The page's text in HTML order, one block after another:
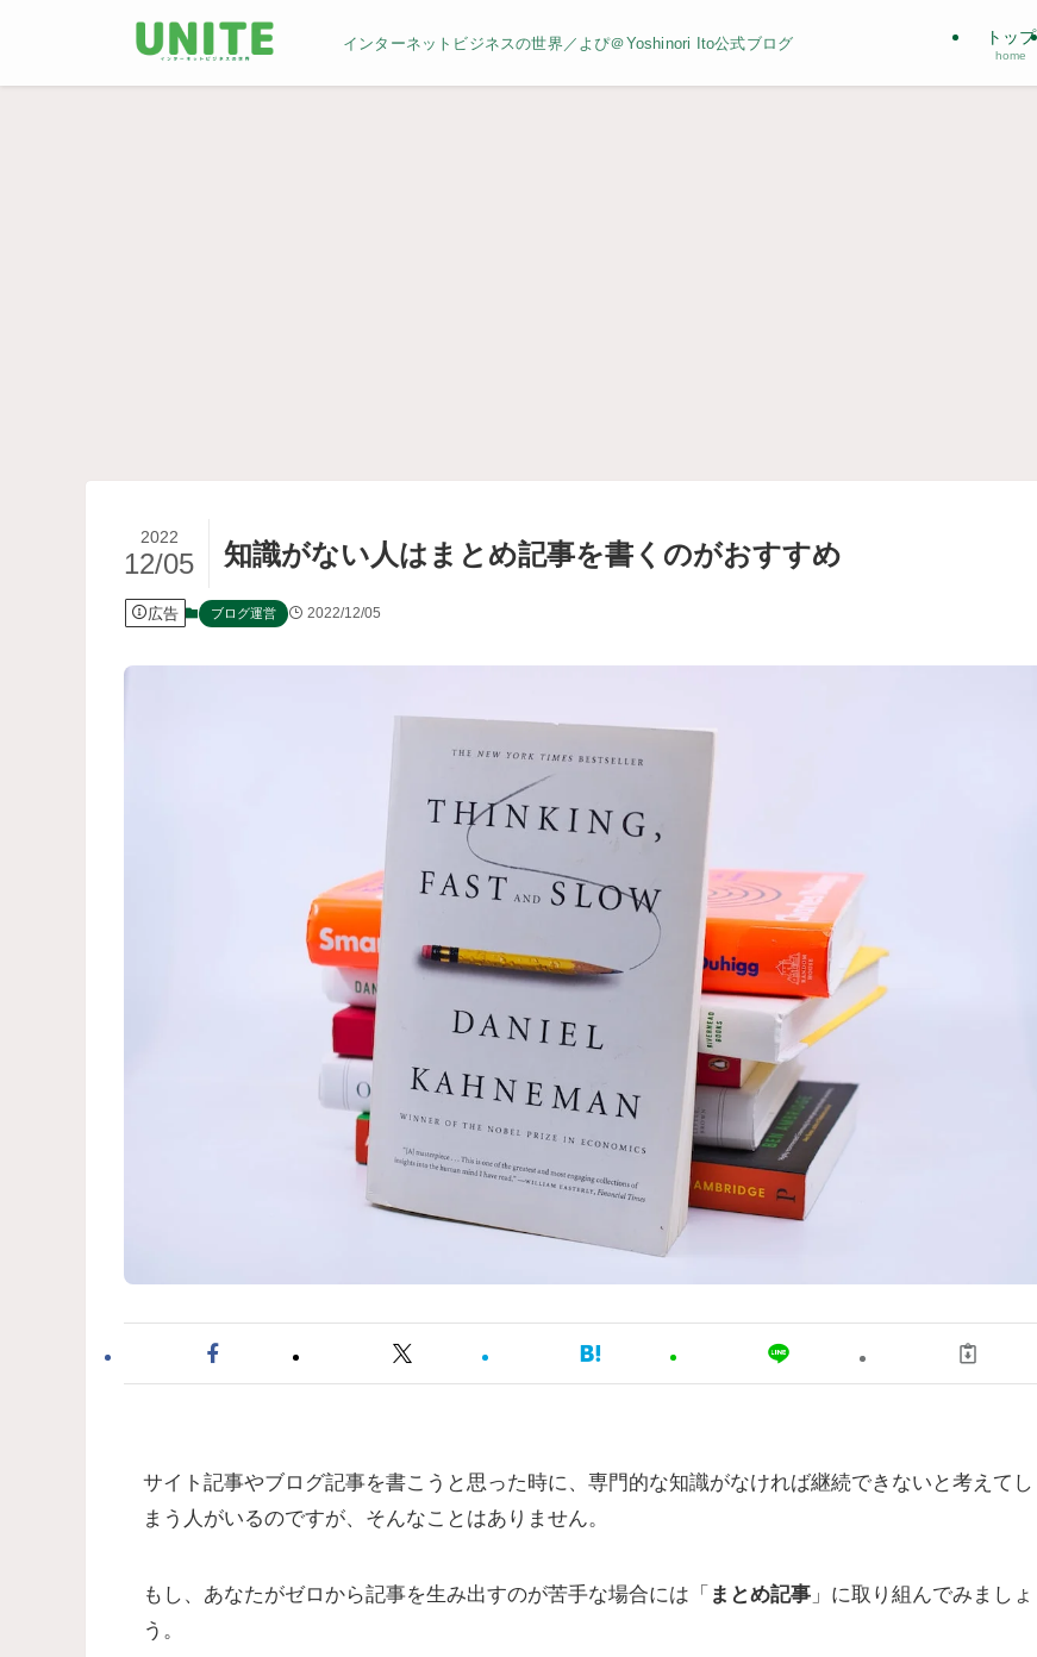
インターネットビジネスの世界／よぴ＠Yoshinori Ito公式ブログ トップ
home
知識がない人はまとめ記事を書くのがおすすめ
2022
12/05
広告 ブログ運営 2022/12/05
サイト記事やブログ記事を書こうと思った時に、専門的な知識がなければ継続できないと考えてし
まう人がいるのですが、そんなことはありません。
もし、あなたがゼロから記事を生み出すのが苦手な場合には「 まとめ記事 」に取り組んでみましょ
う。